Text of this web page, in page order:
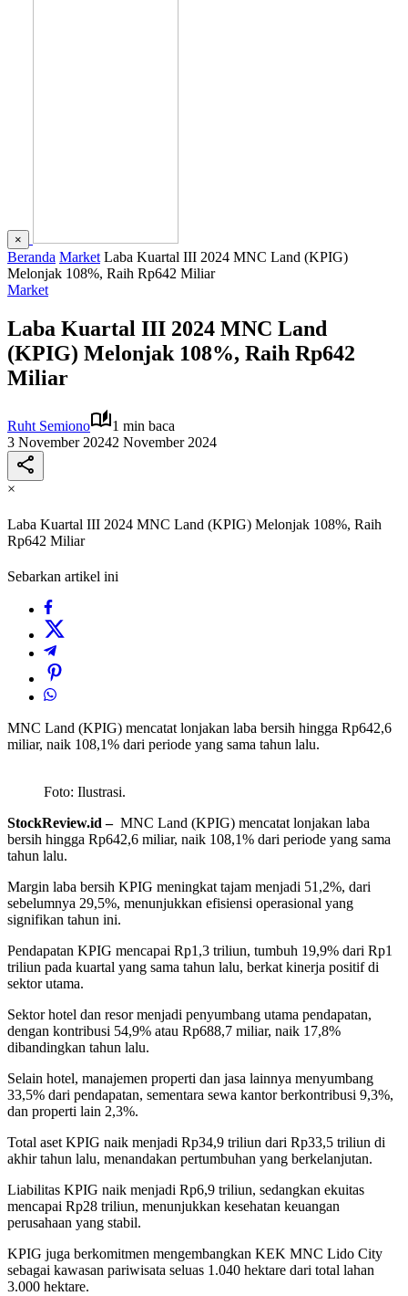
×
Beranda Market Laba Kuartal III 2024 MNC Land (KPIG)
Melonjak 108%, Raih Rp642 Miliar
Market
Laba Kuartal III 2024 MNC Land
(KPIG) Melonjak 108%, Raih Rp642
Miliar
Ruht Semiono
1 min baca
3 November 20242 November 2024
×
Laba Kuartal III 2024 MNC Land (KPIG) Melonjak 108%, Raih
Rp642 Miliar
Sebarkan artikel ini
MNC Land (KPIG) mencatat lonjakan laba bersih hingga Rp642,6
miliar, naik 108,1% dari periode yang sama tahun lalu.
Foto: Ilustrasi.
StockReview.id – MNC Land (KPIG) mencatat lonjakan laba
bersih hingga Rp642,6 miliar, naik 108,1% dari periode yang sama
tahun lalu.
Margin laba bersih KPIG meningkat tajam menjadi 51,2%, dari
sebelumnya 29,5%, menunjukkan efisiensi operasional yang
signifikan tahun ini.
Pendapatan KPIG mencapai Rp1,3 triliun, tumbuh 19,9% dari Rp1
triliun pada kuartal yang sama tahun lalu, berkat kinerja positif di
sektor utama.
Sektor hotel dan resor menjadi penyumbang utama pendapatan,
dengan kontribusi 54,9% atau Rp688,7 miliar, naik 17,8%
dibandingkan tahun lalu.
Selain hotel, manajemen properti dan jasa lainnya menyumbang
33,5% dari pendapatan, sementara sewa kantor berkontribusi 9,3%,
dan properti lain 2,3%.
Total aset KPIG naik menjadi Rp34,9 triliun dari Rp33,5 triliun di
akhir tahun lalu, menandakan pertumbuhan yang berkelanjutan.
Liabilitas KPIG naik menjadi Rp6,9 triliun, sedangkan ekuitas
mencapai Rp28 triliun, menunjukkan kesehatan keuangan
perusahaan yang stabil.
KPIG juga berkomitmen mengembangkan KEK MNC Lido City
sebagai kawasan pariwisata seluas 1.040 hektare dari total lahan
3.000 hektare.